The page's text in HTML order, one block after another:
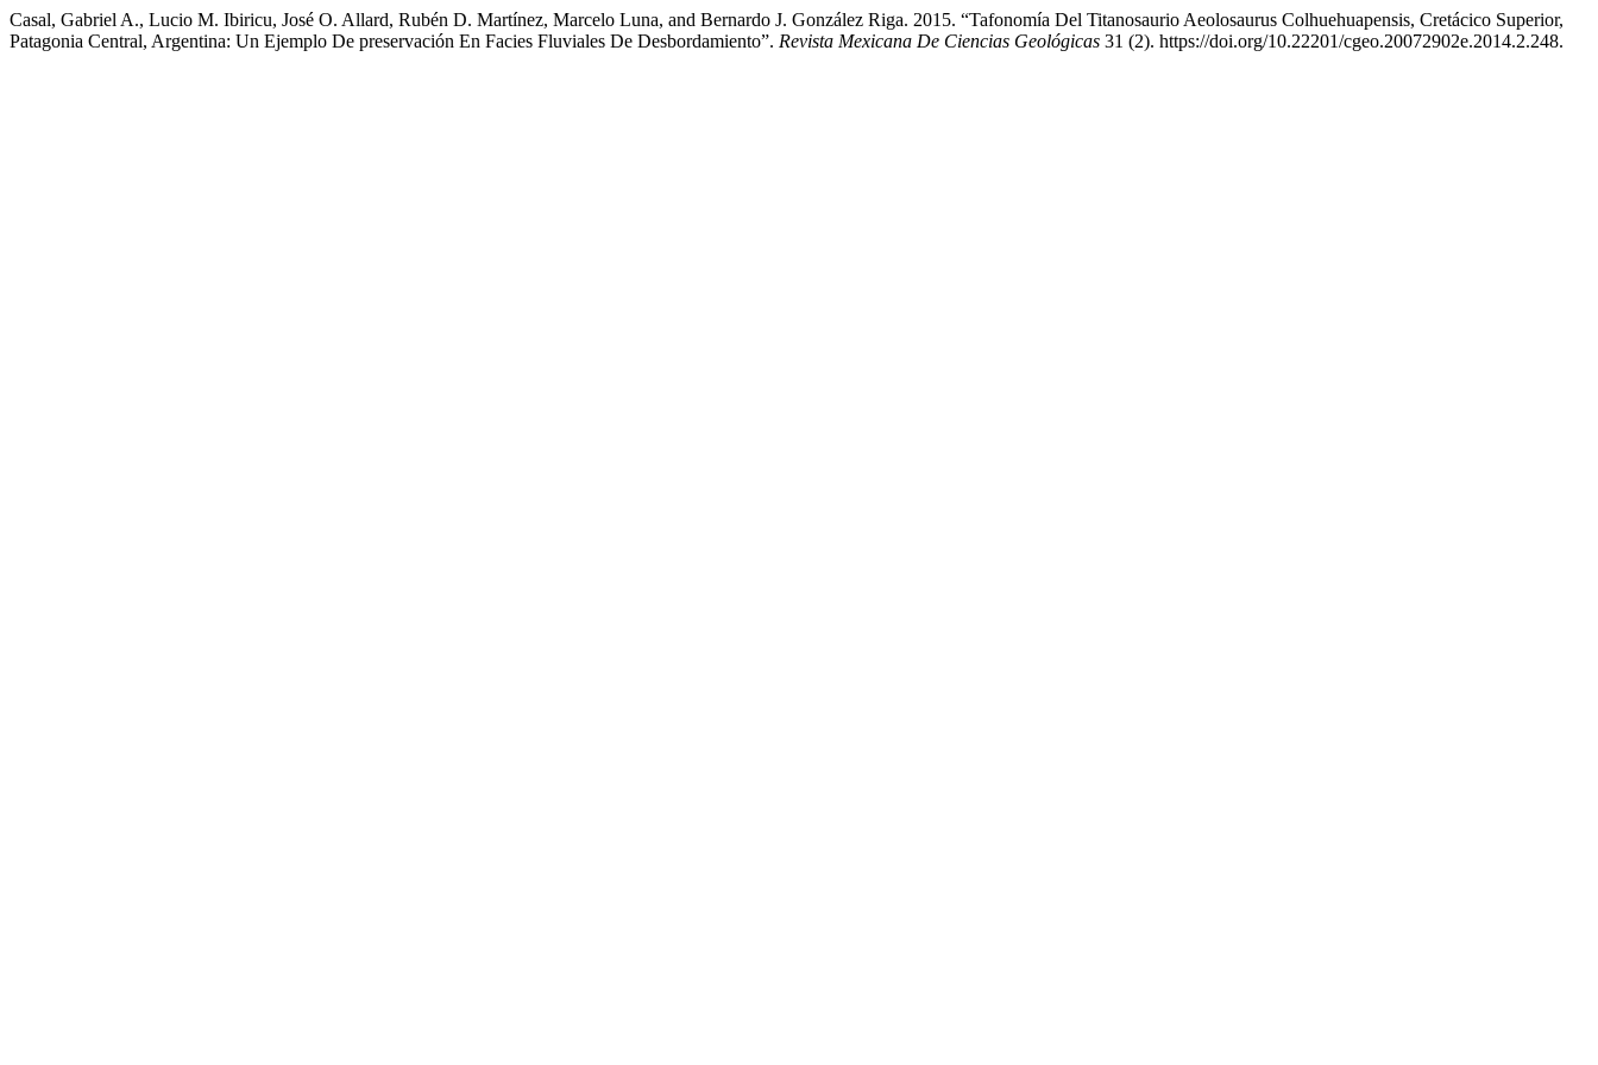
Casal, Gabriel A., Lucio M. Ibiricu, José O. Allard, Rubén D. Martínez, Marcelo Luna, and Bernardo J. González Riga. 2015. “Tafonomía Del Titanosaurio Aeolosaurus Colhuehuapensis, Cretácico Superior,
Patagonia Central, Argentina: Un Ejemplo De preservación En Facies Fluviales De Desbordamiento”. Revista Mexicana De Ciencias Geológicas 31 (2). https://doi.org/10.22201/cgeo.20072902e.2014.2.248.